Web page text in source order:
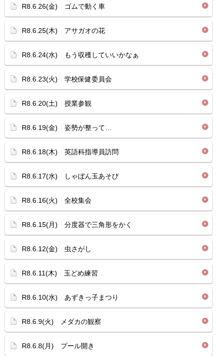
R8.6.26(金) ゴムで動く車
R8.6.25(木) アサガオの花
R8.6.24(水) もう収穫していいかなぁ
R8.6.23(火) 学校保健委員会
R8.6.20(土) 授業参観
R8.6.19(金) 姿勢が整って…
R8.6.18(木) 英語科指導員訪問
R8.6.17(水) しゃぼん玉あそび
R8.6.16(火) 全校集会
R8.6.15(月) 分度器で三角形をかく
R8.6.12(金) 虫さがし
R8.6.11(木) 玉どめ練習
R8.6.10(水) あずきっ子まつり
R8.6.9(火) メダカの観察
R8.6.8(月) プール開き